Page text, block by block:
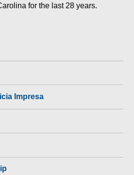
for the last 28 years.
Impresa